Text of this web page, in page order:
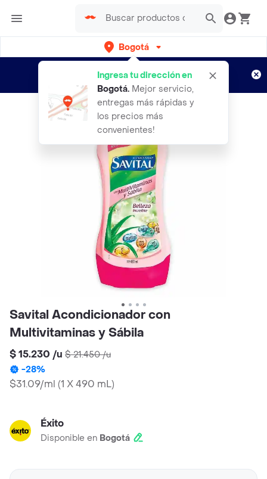
Bogotá
Ingresa tu dirección en
Bogotá. Mejor servicio,
entregas más rápidas y
los precios más
convenientes!
envíos gratis por semanas
Aplican TyC
Savital Acondicionador con
Multivitaminas y Sábila
$ 15.230 /u $ 21.450/u
-28%
$31.09/ml (1 X 490 mL)
Éxito
Disponible en Bogotá